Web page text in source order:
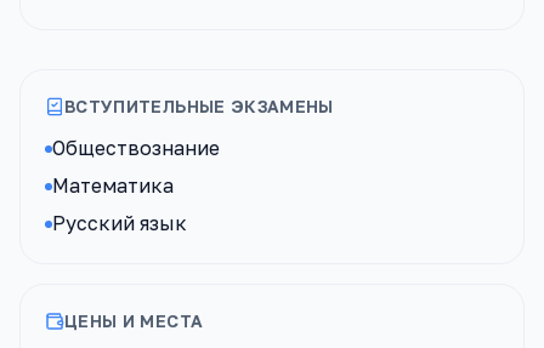
ВСТУПИТЕЛЬНЫЕ ЭКЗАМЕНЫ
Обществознание
Математика
Русский язык
ЦЕНЫ И МЕСТА